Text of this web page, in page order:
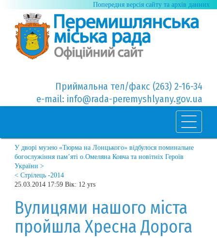
Попередня версія сайту та архів данних
Приймальна тел/факс (263) 2-16-34
e-mail: info@rada-peremyshlyany.gov.ua
У дворі музею «Тюрма на Лонцького» відбулося поминальне
богослужіння пам’яті о.Омеляна Ковча та новітніх Героїв
України >
< Стрілець -2014
25.03.2014 17:59 Вік: 12 yrs
Вулицями нашого міста
пройшла Хресна Дорога